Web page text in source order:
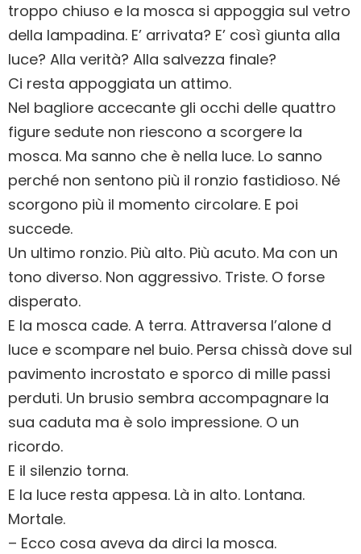
troppo chiuso e la mosca si appoggia sul vetro
della lampadina. E’ arrivata? E’ così giunta alla
luce? Alla verità? Alla salvezza finale?
Ci resta appoggiata un attimo.
Nel bagliore accecante gli occhi delle quattro
figure sedute non riescono a scorgere la
mosca. Ma sanno che è nella luce. Lo sanno
perché non sentono più il ronzio fastidioso. Né
scorgono più il momento circolare. E poi
succede.
Un ultimo ronzio. Più alto. Più acuto. Ma con un
tono diverso. Non aggressivo. Triste. O forse
disperato.
E la mosca cade. A terra. Attraversa l’alone d
luce e scompare nel buio. Persa chissà dove sul
pavimento incrostato e sporco di mille passi
perduti. Un brusio sembra accompagnare la
sua caduta ma è solo impressione. O un
ricordo.
E il silenzio torna.
E la luce resta appesa. Là in alto. Lontana.
Mortale.
– Ecco cosa aveva da dirci la mosca.